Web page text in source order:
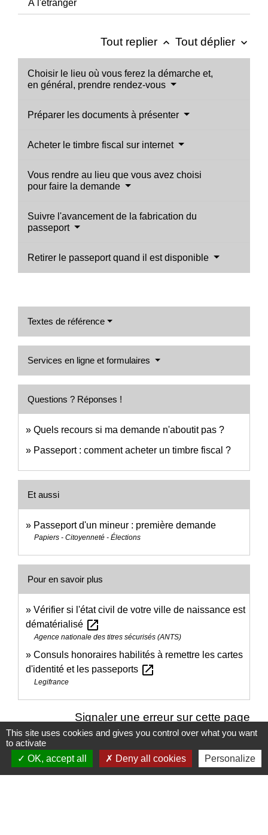
À l'étranger
Tout replier keyboard_arrow_up Tout déplier keyboard_arrow_down
Choisir le lieu où vous ferez la démarche et,
en général, prendre rendez-vous
Préparer les documents à présenter
Acheter le timbre fiscal sur internet
Vous rendre au lieu que vous avez choisi
pour faire la demande
Suivre l'avancement de la fabrication du
passeport
Retirer le passeport quand il est disponible
Textes de référence
Services en ligne et formulaires
Questions ? Réponses !
Quels recours si ma demande n'aboutit pas ?
Passeport : comment acheter un timbre fiscal ?
Et aussi
Passeport d'un mineur : première demande
Papiers - Citoyenneté - Élections
Pour en savoir plus
Vérifier si l'état civil de votre ville de naissance est
dématérialisé open_in_new
Agence nationale des titres sécurisés (ANTS)
Consuls honoraires habilités à remettre les cartes
d'identité et les passeports open_in_new
Legifrance
Signaler une erreur sur cette page
This site uses cookies and gives you control over what you want
to activate
OK, accept all
Deny all cookies Personalize